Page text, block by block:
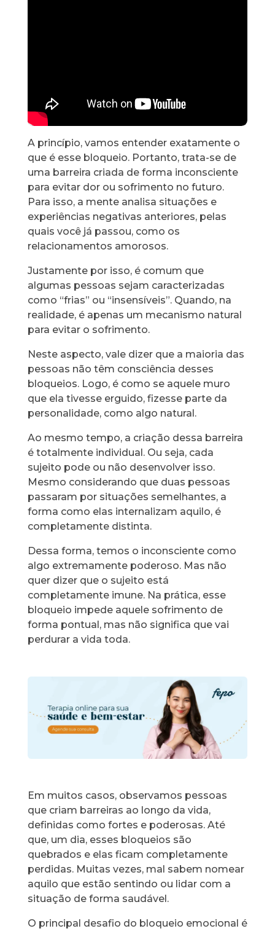
A princípio, vamos entender exatamente o
que é esse bloqueio. Portanto, trata-se de
uma barreira criada de forma inconsciente
para evitar dor ou sofrimento no futuro.
Para isso, a mente analisa situações e
experiências negativas anteriores, pelas
quais você já passou, como os
relacionamentos amorosos.
Justamente por isso, é comum que
algumas pessoas sejam caracterizadas
como “frias” ou “insensíveis”. Quando, na
realidade, é apenas um mecanismo natural
para evitar o sofrimento.
Neste aspecto, vale dizer que a maioria das
pessoas não têm consciência desses
bloqueios. Logo, é como se aquele muro
que ela tivesse erguido, fizesse parte da
personalidade, como algo natural.
Ao mesmo tempo, a criação dessa barreira
é totalmente individual. Ou seja, cada
sujeito pode ou não desenvolver isso.
Mesmo considerando que duas pessoas
passaram por situações semelhantes, a
forma como elas internalizam aquilo, é
completamente distinta.
Dessa forma, temos o inconsciente como
algo extremamente poderoso. Mas não
quer dizer que o sujeito está
completamente imune. Na prática, esse
bloqueio impede aquele sofrimento de
forma pontual, mas não significa que vai
perdurar a vida toda.
Em muitos casos, observamos pessoas
que criam barreiras ao longo da vida,
definidas como fortes e poderosas. Até
que, um dia, esses bloqueios são
quebrados e elas ficam completamente
perdidas. Muitas vezes, mal sabem nomear
aquilo que estão sentindo ou lidar com a
situação de forma saudável.
O principal desafio do bloqueio emocional é